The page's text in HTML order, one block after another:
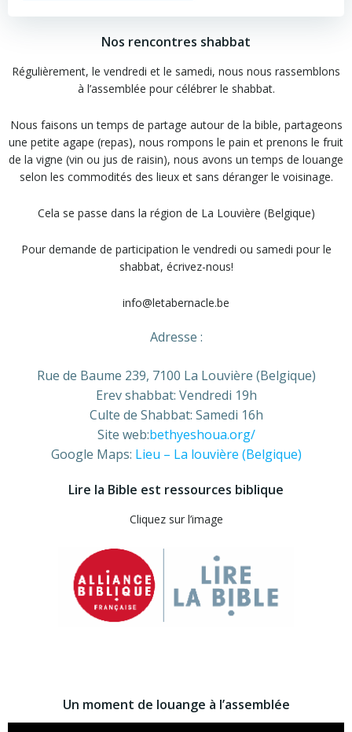
Nos rencontres shabbat
Régulièrement, le vendredi et le samedi, nous nous rassemblons
à l’assemblée pour célébrer le shabbat.
Nous faisons un temps de partage autour de la bible, partageons
une petite agape (repas), nous rompons le pain et prenons le fruit
de la vigne (vin ou jus de raisin), nous avons un temps de louange
selon les commodités des lieux et sans déranger le voisinage.
Cela se passe dans la région de La Louvière (Belgique)
Pour demande de participation le vendredi ou samedi pour le
shabbat, écrivez-nous!
info@letabernacle.be
Adresse :
Rue de Baume 239, 7100 La Louvière (Belgique)
Erev shabbat: Vendredi 19h
Culte de Shabbat: Samedi 16h
Site web:bethyeshoua.org/
Google Maps: Lieu – La louvière (Belgique)
Lire la Bible est ressources biblique
Cliquez sur l’image
Un moment de louange à l’assemblée